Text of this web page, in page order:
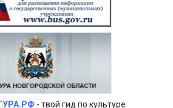
- твой гид по культуре